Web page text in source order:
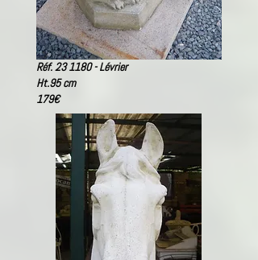
Réf. 23 1180 - Lévrier
Ht.95 cm
179€